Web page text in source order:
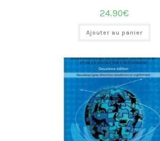
24.90€
Ajouter au panier